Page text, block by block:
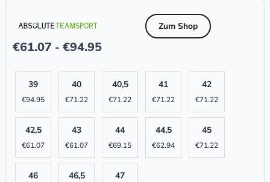
€61.07 - €94.95
Zum Shop
39
€94.95
40
€71.22
40,5
€71.22
41
€71.22
42
€71.22
42,5
€61.07
43
€61.07
44
€69.15
44,5
€62.94
45
€71.22
46 46,5 47